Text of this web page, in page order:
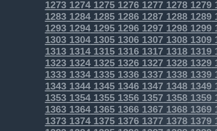
1273127412751276127712781279
1283128412851286128712881289
1293129412951296129712981299
1303130413051306130713081309
1313131413151316131713181319
1323132413251326132713281329
1333133413351336133713381339
1343134413451346134713481349
1353135413551356135713581359
1363136413651366136713681369
1373137413751376137713781379